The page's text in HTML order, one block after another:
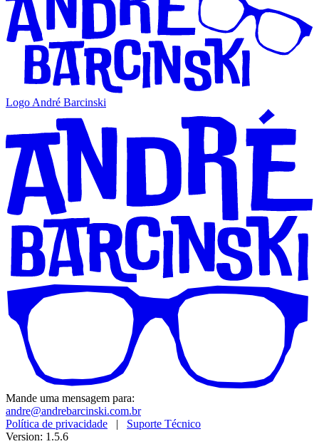
Logo André Barcinski
Mande uma mensagem para:
andre@andrebarcinski.com.br
Política de privacidade | Suporte Técnico
Version: 1.5.6